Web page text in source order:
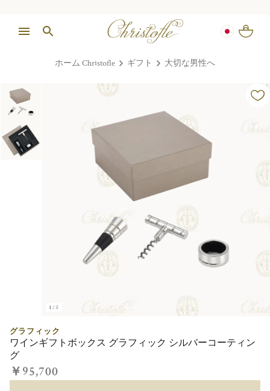
ホーム Christofle ギフト 大切な男性へ
1/2
グラフィック
ワインギフトボックス グラフィック シルバーコーティン
グ
￥95,700